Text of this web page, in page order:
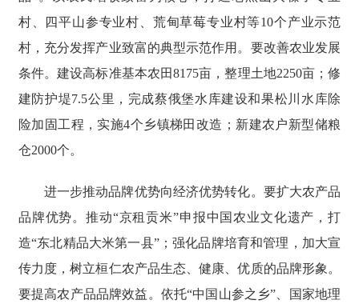
村、四平山参专业村、荒甸草莓专业村等10个产业示范
村，充分发挥产业致富的典型示范作用。要改善农业发展
条件。建设高标准基本农田8175亩，整理土地2250亩；修
建防护堤7.5公里，完成蔡俄堡水库建设和果松川水库除
险加固工程，实施4个乡镇梯田改造；新建农户新型储粮
仓2000个。
进一步推动品牌优势向经济优势转化。要扩大农产品
品牌优势。推动“京租贡米”申报中国农业文化遗产，打
造“东北精品大米第一县”；强化品牌培育和管理，加大宣
传力度，树立桓仁农产品生态、健康、优质的品牌形象。
要提高农产品品牌效益。依托“中国山参之乡”、国家地理